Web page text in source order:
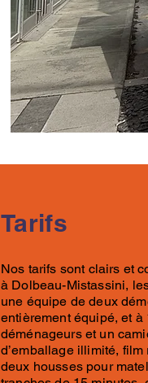
Tarifs
Nos tarifs sont clairs et
à Dolbeau-Mistassini,
une équipe de deux
entièrement équipé, et à
déménageurs et un
d’emballage illimité,
deux housses pour